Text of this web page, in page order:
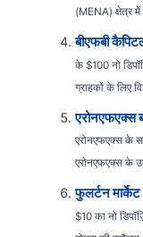
(MENA) क्षेत्र में
बीएफबी
के $100 नो
ग्राहकों के लिए
एरोनएफएक्स
एरोनएफएक्स के
एरोनएफएक्स के
फुलर्टन
$10 का नो